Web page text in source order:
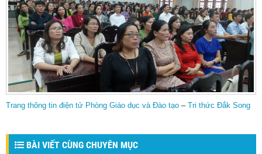
Trang thông tin điện tử Phòng Giáo dục và Đào tạo – Tri thức Đắk Song
BÀI VIẾT CÙNG CHUYÊN MỤC